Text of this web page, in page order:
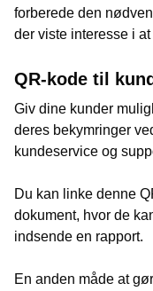
forberede den
der viste interesse i
QR-kode til
Giv dine kunder
deres bekymringer
kundeservice og
Du kan linke denne
dokument, hvor de
indsende en rapport.
En anden måde at